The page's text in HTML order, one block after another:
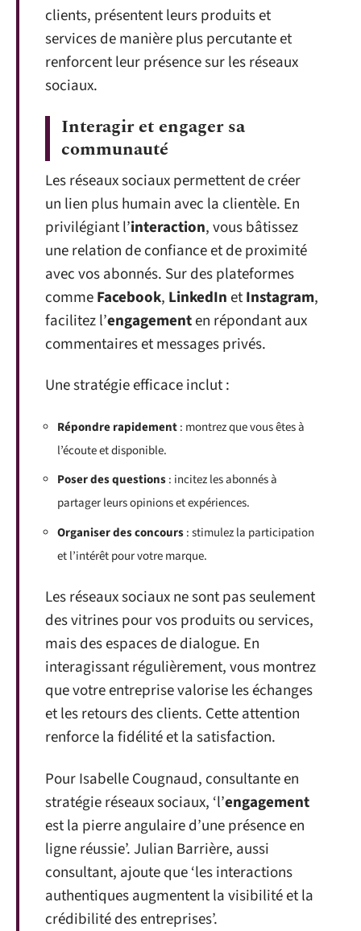
clients, présentent leurs produits et
services de manière plus percutante et
renforcent leur présence sur les réseaux
sociaux.
Interagir et engager sa
communauté
Les réseaux sociaux permettent de créer
un lien plus humain avec la clientèle. En
privilégiant l’interaction, vous bâtissez
une relation de confiance et de proximité
avec vos abonnés. Sur des plateformes
commeFacebook, LinkedInetInstagram,
facilitez l’engagementen répondant aux
commentaires et messages privés.
Une stratégie efficace inclut :
Répondre rapidement: montrez que vous êtes à
l’écoute et disponible.
Poser des questions: incitez les abonnés à
partager leurs opinions et expériences.
Organiser des concours: stimulez la participation
et l’intérêt pour votre marque.
Les réseaux sociaux ne sont pas seulement
des vitrines pour vos produits ou services,
mais des espaces de dialogue. En
interagissant régulièrement, vous montrez
que votre entreprise valorise les échanges
et les retours des clients. Cette attention
renforce la fidélité et la satisfaction.
Pour Isabelle Cougnaud, consultante en
stratégie réseaux sociaux, ‘l’engagement
est la pierre angulaire d’une présence en
ligne réussie’. Julian Barrière, aussi
consultant, ajoute que ‘les interactions
authentiques augmentent la visibilité et la
crédibilité des entreprises’.